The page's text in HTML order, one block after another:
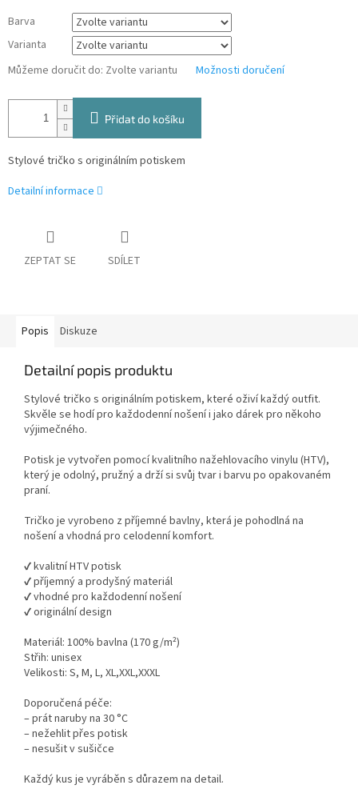
Barva
Varianta
Můžeme doručit do: Zvolte variantu Možnosti doručení
Přidat do košíku
Stylové tričko s originálním potiskem
Detailní informace
ZEPTAT SE SDÍLET
Popis Diskuze
Detailní popis produktu
Stylové tričko s originálním potiskem, které oživí každý outfit.
Skvěle se hodí pro každodenní nošení i jako dárek pro někoho
výjimečného.
Potisk je vytvořen pomocí kvalitního nažehlovacího vinylu (HTV),
který je odolný, pružný a drží si svůj tvar i barvu po opakovaném
praní.
Tričko je vyrobeno z příjemné bavlny, která je pohodlná na
nošení a vhodná pro celodenní komfort.
✔ kvalitní HTV potisk
✔ příjemný a prodyšný materiál
✔ vhodné pro každodenní nošení
✔ originální design
Materiál: 100% bavlna (170 g/m²)
Střih: unisex
Velikosti: S, M, L, XL,XXL,XXXL
Doporučená péče:
– prát naruby na 30 °C
– nežehlit přes potisk
– nesušit v sušičce
Každý kus je vyráběn s důrazem na detail.